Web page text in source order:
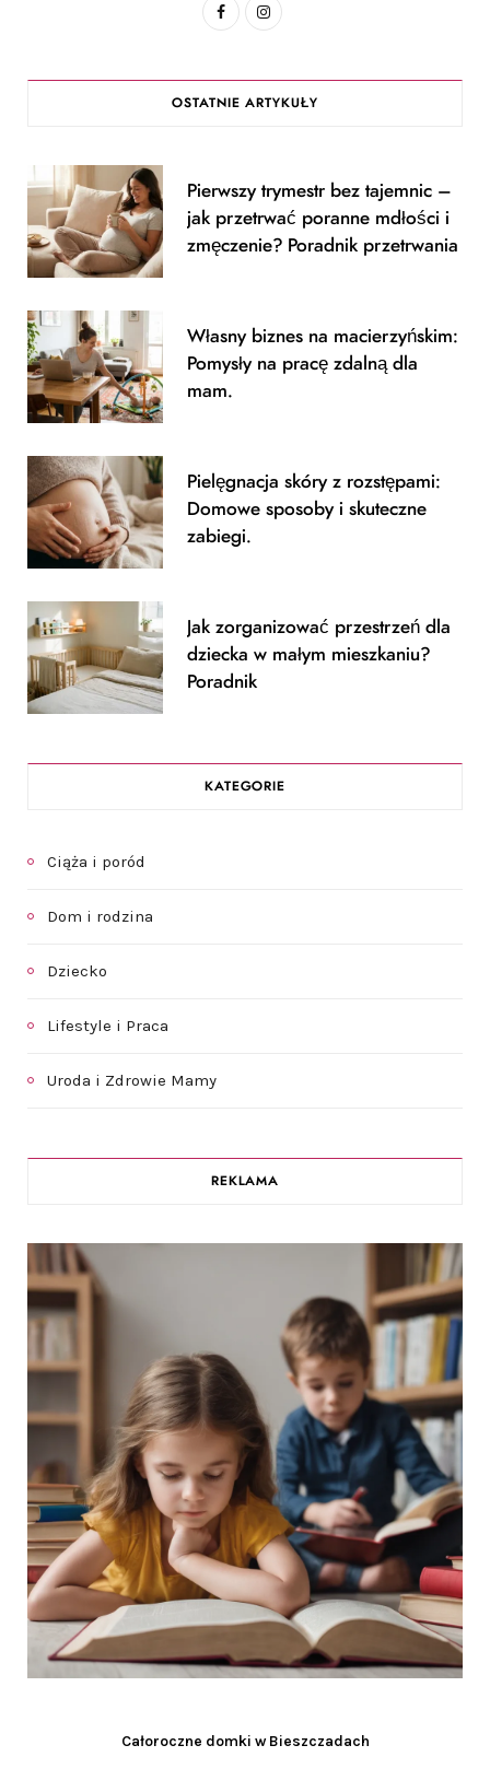
F
c
o
I
s
g
r
OSTATNIE ARTYKUŁY
Pierwszy trymestr bez tajemnic –
jak przetrwać poranne mdłości i
zmęczenie? Poradnik przetrwania
Własny biznes na macierzyńskim:
Pomysły na pracę zdalną dla
mam.
Pielęgnacja skóry z rozstępami:
Domowe sposoby i skuteczne
zabiegi.
Jak zorganizować przestrzeń dla
dziecka w małym mieszkaniu?
Poradnik
KATEGORIE
Ciąża i poród
Dom i rodzina
Dziecko
Lifestyle i Praca
Uroda i Zdrowie Mamy
REKLAMA
Całoroczne domki w Bieszczadach